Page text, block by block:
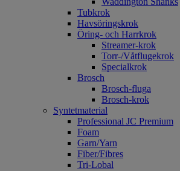
Tubkrok
Havsöringskrok
Öring- och Harrkrok
Streamer-krok
Torr-/Våtflugekrok
Specialkrok
Brosch
Brosch-fluga
Brosch-krok
Syntetmaterial
Professional JC Premium
Foam
Garn/Yarn
Fiber/Fibres
Tri-Lobal